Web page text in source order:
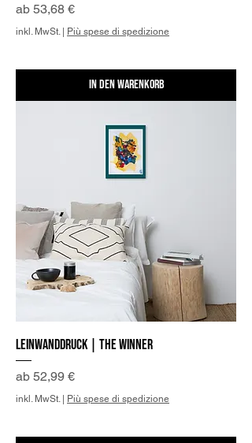
ab 53,68 €
Sale-Preis
inkl. MwSt.| Più spese di spedizione
In den Warenkorb
Leinwanddruck | The Winner
ab 52,99 €
Sale-Preis
inkl. MwSt.| Più spese di spedizione